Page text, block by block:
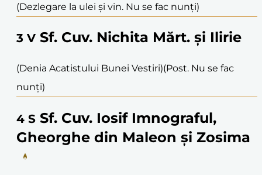
(Dezlegare la ulei și vin. Nu se fac nunți)
3 V Sf. Cuv. Nichita Mărt. și Ilirie
(Denia Acatistului Bunei Vestiri)(Post. Nu se fac
nunți)
4 S Sf. Cuv. Iosif Imnograful,
Gheorghe din Maleon și Zosima